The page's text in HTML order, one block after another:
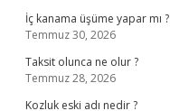
İç kanama üşüme yapar mı ?
Temmuz 30, 2026
Taksit olunca ne olur ?
Temmuz 28, 2026
Kozluk eski adı nedir ?